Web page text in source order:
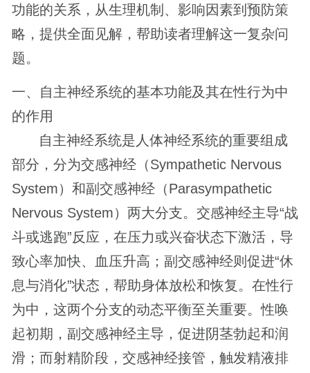
功能的关系，从生理机制、影响因素到预防策
略，提供全面见解，帮助读者理解这一复杂问
题。
一、自主神经系统的基本功能及其在性行为中
的作用
自主神经系统是人体神经系统的重要组成
部分，分为交感神经（Sympathetic Nervous
System）和副交感神经（Parasympathetic
Nervous System）两大分支。交感神经主导“战
斗或逃跑”反应，在压力或兴奋状态下激活，导
致心率加快、血压升高；副交感神经则促进“休
息与消化”状态，帮助身体放松和恢复。在性行
为中，这两个分支的动态平衡至关重要。性唤
起初期，副交感神经主导，促进阴茎勃起和润
滑；而射精阶段，交感神经接管，触发精液排